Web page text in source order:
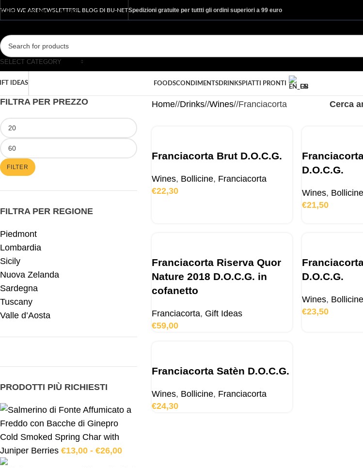
Skip to main content
WHO WE ARENEWSLETTERIL BLOG DI BU-NETSpedizioni gratuite per tuttti gli ordini superiori a 99 euro
SELECT CATEGORY
IDEAS FOODSCONDIMENTS DRINKSPIATTI PRONTI
EN
FILTRA PER PREZZO
FILTER
FILTRA PER REGIONE
Piedmont
Lombardia
Sicily
Nuova Zelanda
Sardegna
Tuscany
Valle d’Aosta
PRODOTTI PIÙ RICHIESTI
Cold Smoked Spring Char with
Juniper Berries €13,00 - €26,00
Home/ Drinks/ Wines/ Franciacorta Cerca
Franciacorta Brut D.O.C.G.
Wines, Bollicine, Franciacorta
€22,30
D.O.C.G.
Wines, Bollicine
€21,50
Franciacorta Riserva Quor
Nature 2018 D.O.C.G. in
cofanetto
Franciacorta, Gift Ideas
€59,00
D.O.C.G.
Wines, Bollicine
€23,50
Franciacorta Satèn D.O.C.G.
Wines, Bollicine, Franciacorta
€24,30